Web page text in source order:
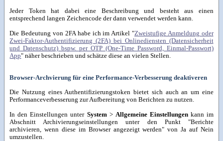
Jeder Token hat dabei eine Beschreibung und besteht aus einen
entsprechend langen Zeichencode der dann verwendet werden kann.
Die Bedeutung von 2FA habe ich im Artikel "Zweistufige Anmeldung oder
Zwei-Faktor-Authentifizierung (2FA) bei Onlinediensten (Datensicherheit
und Datenschutz) bspw. per OTP (One-Time Password, Einmal-Passwort)
App" näher beschrieben und schätze diese an vielen Stellen.
Browser-Archvierung für eine Performance-Verbesserung deaktiveren
Die Nutzung eines Authentifizierungstoken bietet sich auch an um eine
Performanceverbesserung zur Aufbereitung von Berichten zu nutzen.
In den Einstellungen unter System > Allgemeine Einstellungenkann im
Abschnitt Archivierungseinstellungen unter den Punkt "Berichte
archivieren, wenn diese im Browser angezeigt werden" von Ja auf Nein
umzustellen.